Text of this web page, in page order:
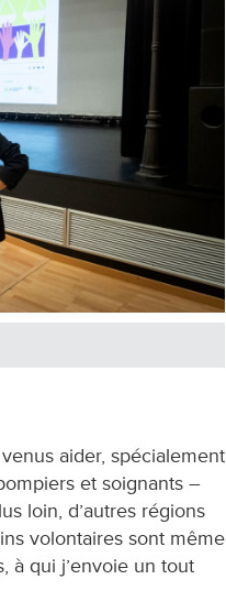
aider, spécialement
et soignants –
loin, d’autres régions
volontaires sont même
à qui j’envoie un tout